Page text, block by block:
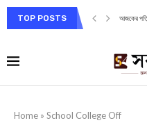
TOP POSTS আজকের
Home » School College Off